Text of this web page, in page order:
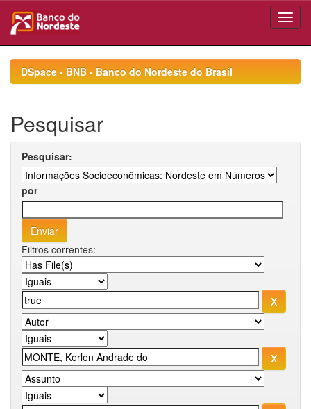
navigationDSpace - BNB - Banco do Nordeste do Brasil
Pesquisar
Pesquisar:
por
Filtros correntes: